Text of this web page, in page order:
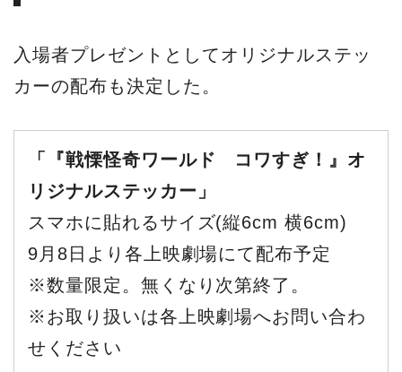
入場者プレゼントとしてオリジナルステッ
カーの配布も決定した。
「『戦慄怪奇ワールド コワすぎ！』オ
リジナルステッカー」
スマホに貼れるサイズ(縦6cm 横6cm)
9月8日より各上映劇場にて配布予定
※数量限定。無くなり次第終了。
※お取り扱いは各上映劇場へお問い合わ
せください